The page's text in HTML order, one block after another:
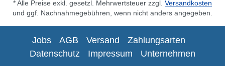
* Alle Preise exkl. gesetzl. Mehrwertsteuer zzgl. Versandkosten
und ggf. Nachnahmegebühren, wenn nicht anders angegeben.
Jobs AGB Versand
Zahlungsarten
Datenschutz
Impressum Unternehmen